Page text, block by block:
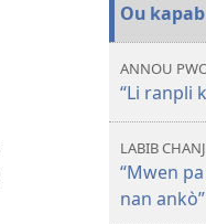
Ou
ANNOU
“Li ranpli
LABIB
“Mwen
nan ankò”